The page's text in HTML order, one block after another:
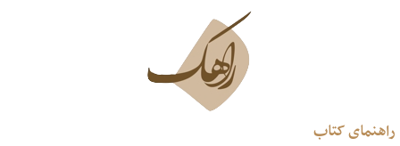
راهنمای کتاب